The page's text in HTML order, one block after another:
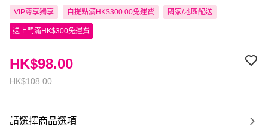
VIP尊享獨享 自提點滿HK$300.00免運費 國家/地區配送
送上門滿HK$300免運費
HK$108.00
HK$98.00
請選擇商品選項